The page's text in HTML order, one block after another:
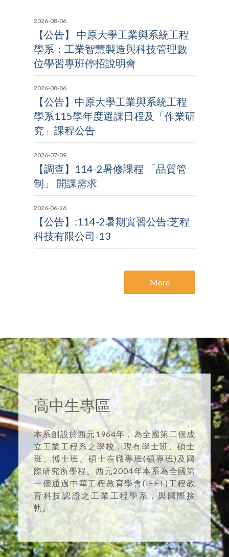
2026-08-06
【公告】 中原大學工業與系統工程
學系：工業智慧製造與科技管理數
位學習專班停招說明會
2026-08-06
【公告】中原大學工業與系統工程
學系115學年度選課日程及「作業研
究」課程公告
2026-07-09
【調查】114-2暑修課程 「品質管
制」 開課需求
2026-06-26
【公告】:114-2暑期實習公告:芝程
科技有限公司-13
More
高中生專區
本系創設於西元1964年，為全國第二個成
立工業工程系之學校，現有學士班、碩士
班、博士班、碩士在職專班(碩專班)及國
際研究所學程。西元2004年本系為全國第
一個通過中華工程教育學會(IEET)工程教
育科技認證之工業工程學系，與國際接
軌。